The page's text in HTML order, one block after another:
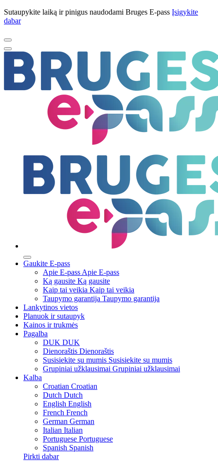
Sutaupykite laiką ir pinigus naudodami Bruges E-pass Įsigykite
dabar
Gaukite E-pass
Apie E-pass Apie E-pass
Ką gausite Ką gausite
Kaip tai veikia Kaip tai veikia
Taupymo garantija Taupymo garantija
Lankytinos vietos
Planuok ir sutaupyk
Kainos ir trukmės
Pagalba
DUK DUK
Dienoraštis Dienoraštis
Susisiekite su mumis Susisiekite su mumis
Grupiniai užklausimai Grupiniai užklausimai
Kalba
Croatian Croatian
Dutch Dutch
English English
French French
German German
Italian Italian
Portuguese Portuguese
Spanish Spanish
Pirkti dabar